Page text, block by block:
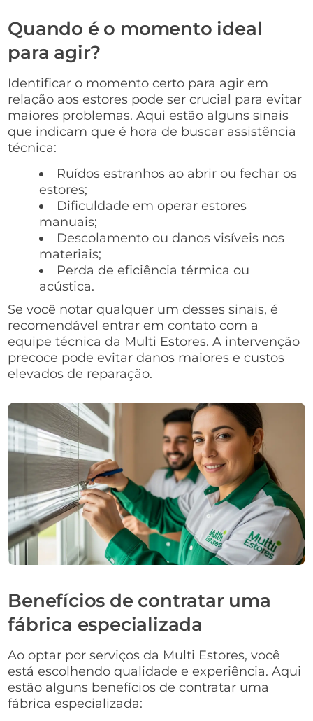
Quando é o momento ideal
para agir?
Identificar o momento certo para agir em
relação aos estores pode ser crucial para evitar
maiores problemas. Aqui estão alguns sinais
que indicam que é hora de buscar assistência
técnica:
Ruídos estranhos ao abrir ou fechar os
estores;
Dificuldade em operar estores
manuais;
Descolamento ou danos visíveis nos
materiais;
Perda de eficiência térmica ou
acústica.
Se você notar qualquer um desses sinais, é
recomendável entrar em contato com a
equipe técnica da Multi Estores. A intervenção
precoce pode evitar danos maiores e custos
elevados de reparação.
Benefícios de contratar uma
fábrica especializada
Ao optar por serviços da Multi Estores, você
está escolhendo qualidade e experiência. Aqui
estão alguns benefícios de contratar uma
fábrica especializada: